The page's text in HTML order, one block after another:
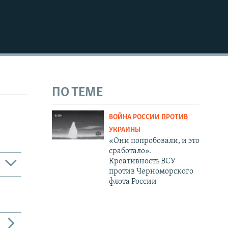
480p
ПО ТЕМЕ
ВОЙНА РОССИИ ПРОТИВ
УКРАИНЫ
«Они попробовали, и это
сработало».
Креативность ВСУ
против Черноморского
флота России